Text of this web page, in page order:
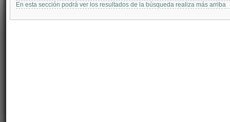
En esta sección podrá ver los resultados de la búsqueda realiza más arriba